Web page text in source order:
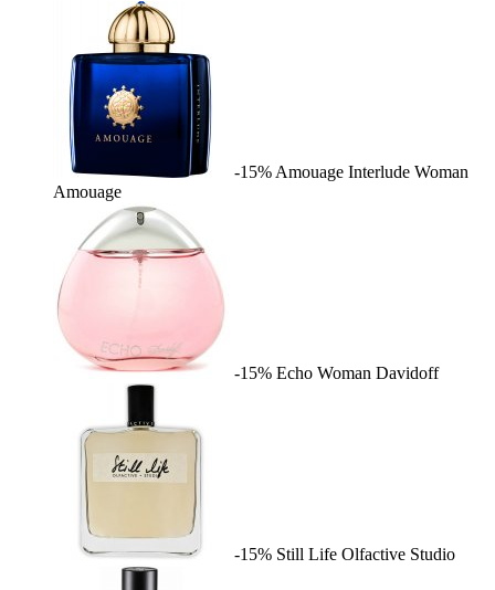
-15% Amouage Interlude Woman
Amouage
-15% Echo Woman Davidoff
-15% Still Life Olfactive Studio